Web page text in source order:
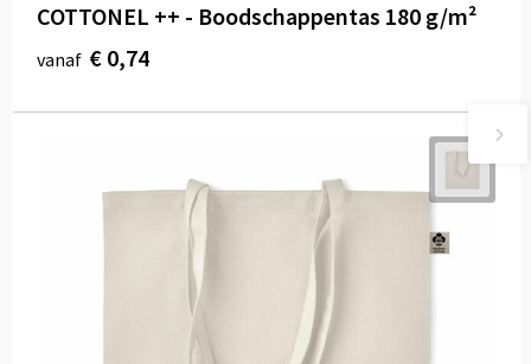
COTTONEL ++ - Boodschappentas 180 g/m²
vanaf € 0,74